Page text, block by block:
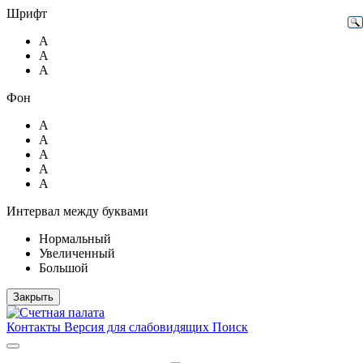
Шрифт
А
А
А
Фон
А
А
А
А
А
Интервал между буквами
Нормальный
Увеличенный
Большой
Закрыть
Контакты Версия для слабовидящих Поиск